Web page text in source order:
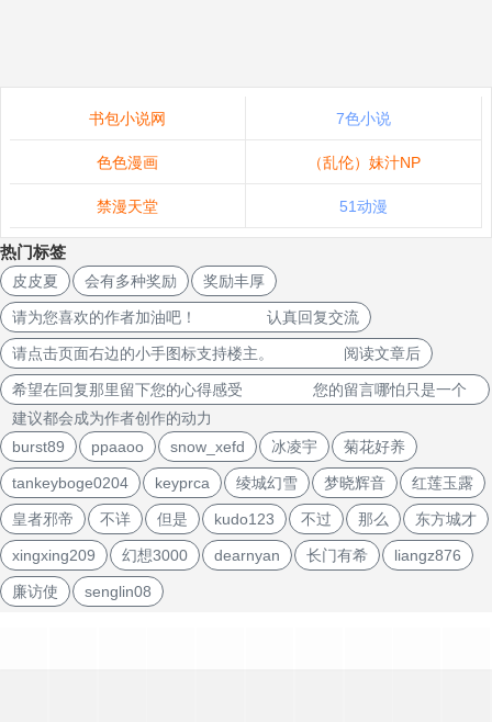
书包小说网 7色小说
色色漫画 （乱伦）妹汁NP
禁漫天堂 51动漫
热门标签
皮皮夏 会有多种奖励 奖励丰厚
请为您喜欢的作者加油吧！ 认真回复交流
请点击页面右边的小手图标支持楼主。 阅读文章后
希望在回复那里留下您的心得感受 您的留言哪怕只是一个
建议都会成为作者创作的动力
burst89
ppaaoo snow_xefd 冰凌宇 菊花好养
tankeyboge0204 keyprca 绫城幻雪 梦晓辉音 红莲玉露
皇者邪帝 不详 但是 kudo123 不过 那么 东方城才
xingxing209 幻想3000 dearnyan 长门有希 liangz876
廉访使 senglin08